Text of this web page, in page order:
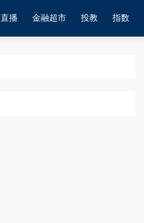
直播 金融超市 投教 指数